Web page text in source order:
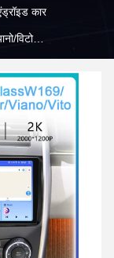
कार
विटो